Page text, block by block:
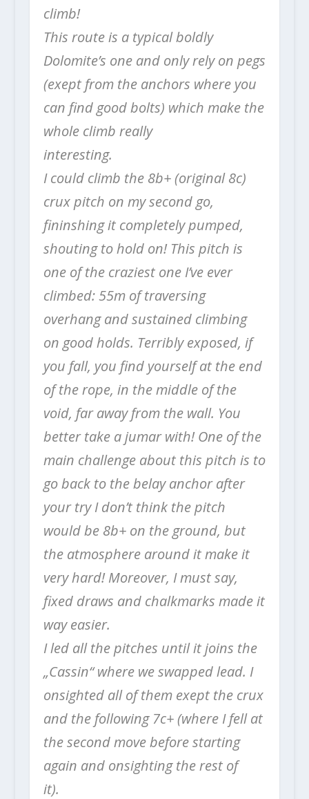
climb!⠀⠀⠀⠀⠀⠀⠀⠀⠀
This route is a typical boldly
Dolomite’s one and only rely on pegs
(exept from the anchors where you
can find good bolts) which make the
whole climb really
interesting.⠀⠀⠀⠀⠀⠀⠀⠀⠀
I could climb the 8b+ (original 8c)
crux pitch on my second go,
fininshing it completely pumped,
shouting to hold on! This pitch is
one of the craziest one I’ve ever
climbed: 55m of traversing
overhang and sustained climbing
on good holds. Terribly exposed, if
you fall, you find yourself at the end
of the rope, in the middle of the
void, far away from the wall. You
better take a jumar with! One of the
main challenge about this pitch is to
go back to the belay anchor after
your try I don’t think the pitch
would be 8b+ on the ground, but
the atmosphere around it make it
very hard! Moreover, I must say,
fixed draws and chalkmarks made it
way easier.⠀⠀⠀⠀⠀⠀⠀⠀⠀
I led all the pitches until it joins the
„Cassin“ where we swapped lead. I
onsighted all of them exept the crux
and the following 7c+ (where I fell at
the second move before starting
again and onsighting the rest of
it).⠀⠀⠀⠀⠀⠀⠀⠀⠀